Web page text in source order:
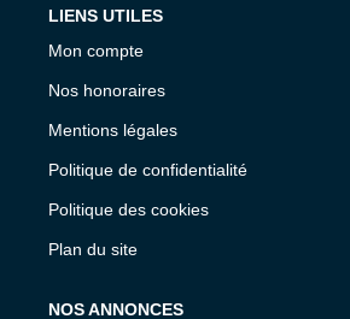
LIENS UTILES
Mon compte
Nos honoraires
Mentions légales
Politique de confidentialité
Politique des cookies
Plan du site
NOS ANNONCES